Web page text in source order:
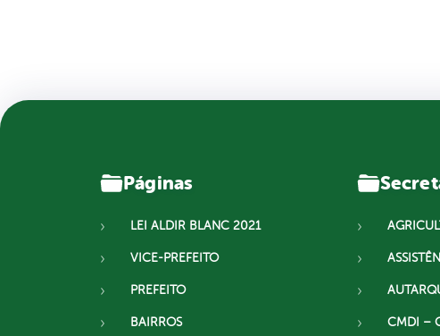
Páginas
LEI ALDIR BLANC 2021
VICE-PREFEITO
PREFEITO
BAIRROS
CMDI –